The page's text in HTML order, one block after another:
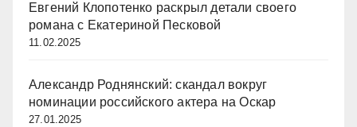
Евгений Клопотенко раскрыл детали своего
романа с Екатериной Песковой
11.02.2025
Александр Роднянский: скандал вокруг
номинации российского актера на Оскар
27.01.2025